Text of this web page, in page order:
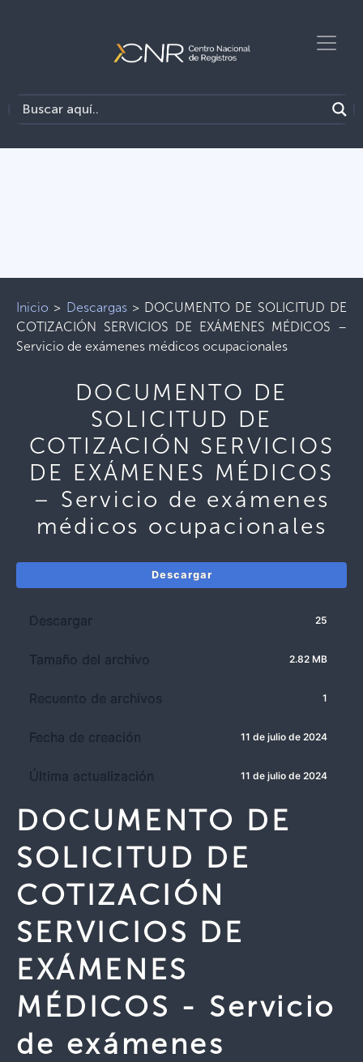
Inicio > Descargas> DOCUMENTO DE SOLICITUD DE
COTIZACIÓN SERVICIOS DE EXÁMENES MÉDICOS –
Servicio de exámenes médicos ocupacionales
DOCUMENTO DE
SOLICITUD DE
COTIZACIÓN SERVICIOS
DE EXÁMENES MÉDICOS
– Servicio de exámenes
médicos ocupacionales
Descargar
Descargar 25
Tamaño del archivo 2.82 MB
Recuento de archivos 1
Fecha de creación 11 de julio de 2024
Última actualización 11 de julio de 2024
DOCUMENTO DE
SOLICITUD DE
COTIZACIÓN
SERVICIOS DE
EXÁMENES
MÉDICOS - Servicio
de exámenes